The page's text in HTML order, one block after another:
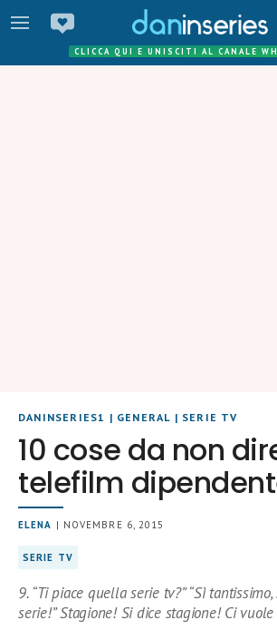
CLICCA QUI E UNISCITI AL CANALE
DANINSERIES1 | GENERAL | SERIE TV
10 cose da non
telefilm
ELENA | NOVEMBRE 6, 2015
SERIE TV
9. “Ti piace quella serie tv?” “Sì
serie!” Stagione! Si dice stagione! Ci